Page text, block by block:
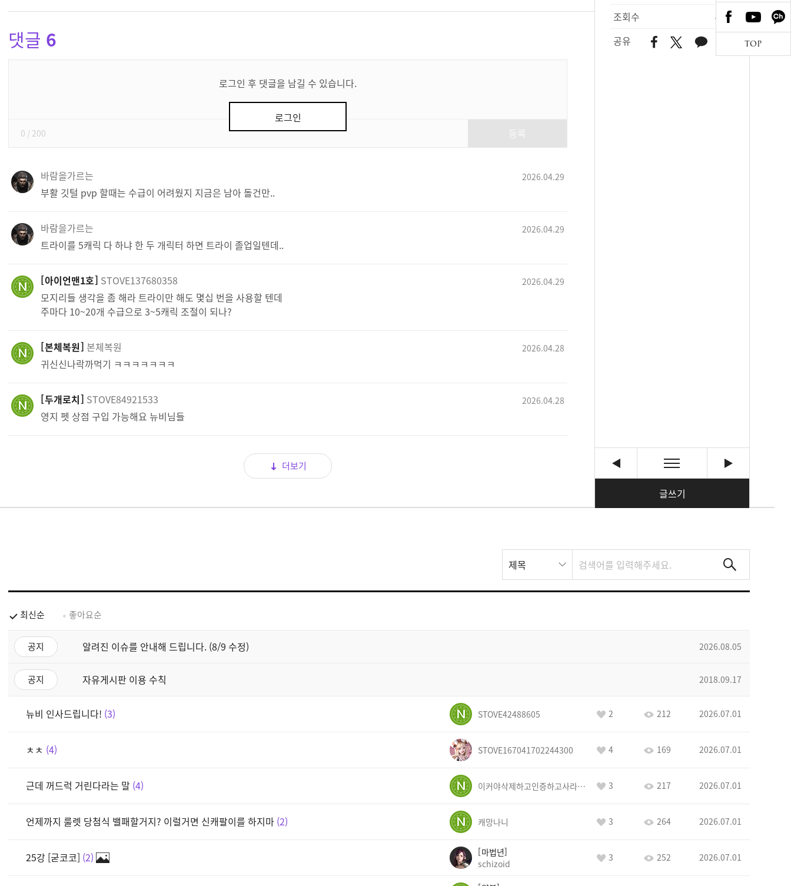
조회수
486
공유
글쓰기
댓글 6
로그인 후 댓글을 남길 수 있습니다.
로그인
0 / 200
바람을가르는 2026.04.29
부활 깃털 pvp 할때는 수급이 어려웠지 지금은 남아 돌건만..
바람을가르는 2026.04.29
트라이를 5캐릭 다 하냐 한 두 개릭터 하면 트라이 졸업일텐데..
아이언맨1호 STOVE137680358 2026.04.29
모지리들 생각을 좀 해라 트라이만 해도 몇십 번을 사용할 텐데
주마다 10~20개 수급으로 3~5캐릭 조절이 되나?
본체복원 본체복원 2026.04.28
귀신신나락까먹기 ㅋㅋㅋㅋㅋㅋㅋ
두개로치 STOVE84921533 2026.04.28
영지 펫 상점 구입 가능해요 뉴비님들
더보기
스
트
제목
최신순 좋아요순
공지 알려진 이슈를 안내해 드립니다. (8/9 수정) 2026.08.05
공지 자유게시판 이용 수칙 2018.09.17
뉴비 인사드립니다! 3 STOVE42488605 2 212 2026.07.01
ㅊㅊ 4 STOVE167041702244300 4 169 2026.07.01
근데 꺼드럭 거린다라는 말 4 이커야삭제하고인증하고사라지거라 3 217 2026.07.01
언제까지 룰렛 당첨식 밸패할거지? 이럴거면 신캐팔이를 하지마 2 캐망나니 3 264 2026.07.01
25강 [굳코코] 2
마법년
schizoid
3 252 2026.07.01
TOP